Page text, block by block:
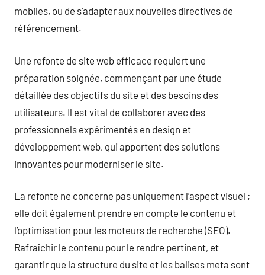
mobiles, ou de s’adapter aux nouvelles directives de
référencement.
Une refonte de site web efficace requiert une
préparation soignée, commençant par une étude
détaillée des objectifs du site et des besoins des
utilisateurs. Il est vital de collaborer avec des
professionnels expérimentés en design et
développement web, qui apportent des solutions
innovantes pour moderniser le site.
La refonte ne concerne pas uniquement l’aspect visuel ;
elle doit également prendre en compte le contenu et
l’optimisation pour les moteurs de recherche (SEO).
Rafraîchir le contenu pour le rendre pertinent, et
garantir que la structure du site et les balises meta sont